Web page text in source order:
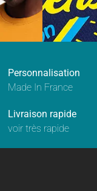
Personnalisation
Made In France
Livraison rapide
voir très rapide